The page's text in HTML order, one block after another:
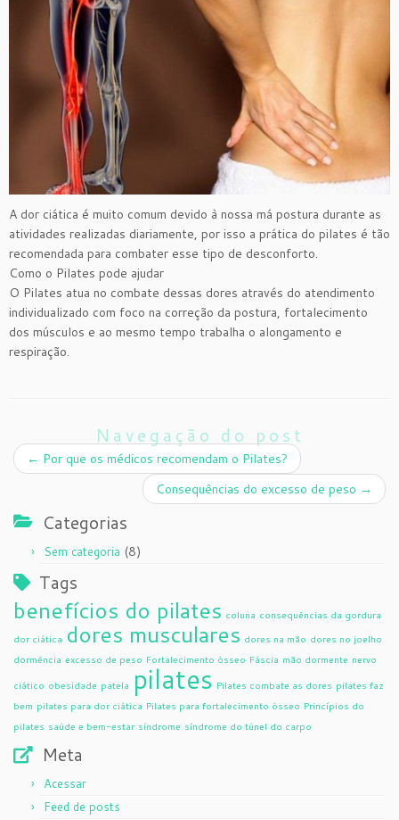
A dor ciática é muito comum devido à nossa má postura durante as
atividades realizadas diariamente, por isso a prática do pilates é tão
recomendada para combater esse tipo de desconforto.
Como o Pilates pode ajudar
O Pilates atua no combate dessas dores através do atendimento
individualizado com foco na correção da postura, fortalecimento
dos músculos e ao mesmo tempo trabalha o alongamento e
respiração.
Navegação do post
← Por que os médicos recomendam o Pilates?
Consequências do excesso de peso →
Categorias
Sem categoria (8)
Tags
benefícios do pilates coluna consequências da gordura
dor ciática dores musculares dores na mão dores no joelho
dormência excesso de peso Fortalecimento ósseo Fáscia mão dormente nervo
ciático obesidade patela pilates Pilates combate as dores pilates faz
bem pilates para dor ciática Pilates para fortalecimento ósseo Princípios do
pilates saúde e bem-estar síndrome síndrome do túnel do carpo
Meta
Acessar
Feed de posts